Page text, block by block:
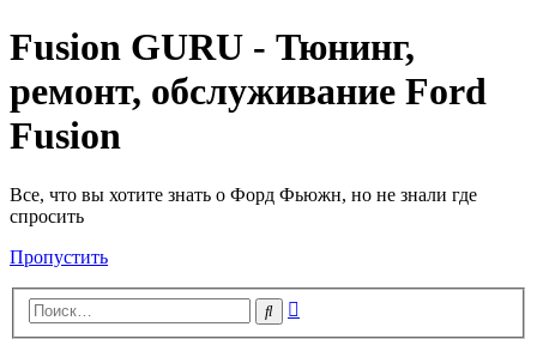
Fusion GURU - Тюнинг,
ремонт, обслуживание Ford
Fusion
Все, что вы хотите знать о Форд Фьюжн, но не знали где
спросить
Пропустить
Поиск